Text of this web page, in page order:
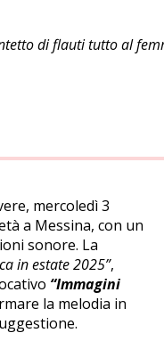
di flauti tutto al
mercoledì 3
a Messina, con un
sonore. La
in estate 2025”,
“Immagini
la melodia in